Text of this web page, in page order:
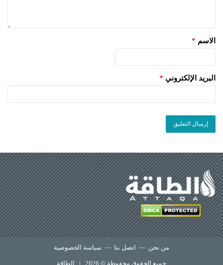
الاسم *
البريد الإلكتروني *
من نحن — اتصل بنا — سياسة الخصوصية
جميع الحقوق محفوظة © 2026 | الطاقة